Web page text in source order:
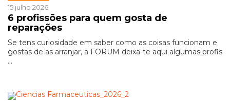
15 julho 2026
6 profissões para quem gosta de
reparações
Se tens curiosidade em saber como as coisas funcionam e
gostas de as arranjar, a FORUM deixa-te aqui algumas profis
...